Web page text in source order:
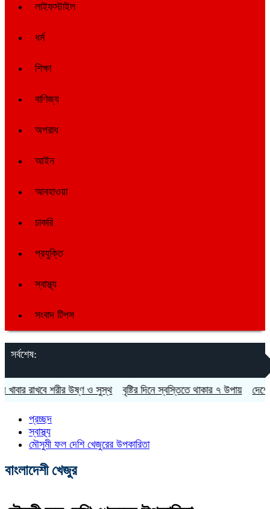
লাইফস্টাইল
ধর্ম
শিক্ষা
বাণিজ্য
অপরাধ
আইন
আবহাওয়া
চাকরি
প্রযুক্তি
স্বাস্থ্য
সংবাদ টিপস
সর্বশেষ:
রাখবে শরীর উষ্ণ ও সুস্থ বৃষ্টির দিনে স্বস্তিতে থাকার ৭ উপায় দেশে
প্রচ্ছদ
স্বাস্থ্য
মৌসুমী ফল দেশি খেজুরের উপকারিতা
বাংলাদেশী খেজুর